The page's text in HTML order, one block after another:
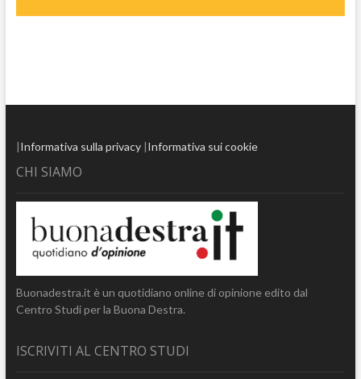
|Informativa sulla privacy|Informativa sui cookie
CHI SIAMO
Buonadestra.it è un quotidiano online di opinione edito dal
Centro Studi per la Buona Destra.
ISCRIVITI AL CENTRO STUDI